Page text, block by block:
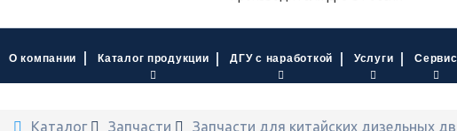
О компании Каталог продукции ДГУ с наработкой Услуги Сервис
Каталог Запчасти Запчасти для китайских дизельных